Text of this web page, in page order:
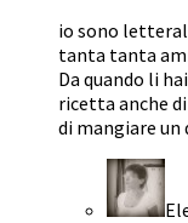
io sono
tanta tanta
Da quando li
ricetta anche
di mangiare